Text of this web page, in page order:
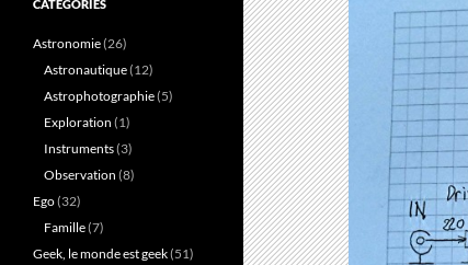
CATÉGORIES
Astronomie(26)
Astronautique(12)
Astrophotographie(5)
Exploration (1)
Instruments(3)
Observation (8)
Ego(32)
Famille(7)
Geek, le monde est geek(51)